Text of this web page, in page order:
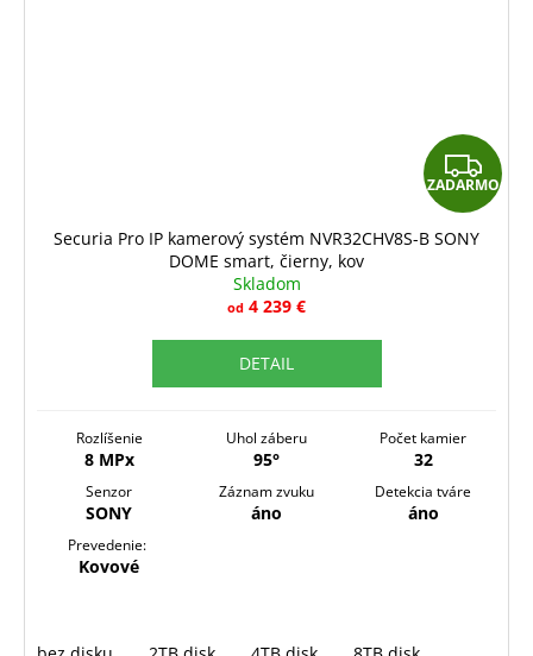
Z
A
ZADARMO
Securia Pro IP kamerový systém NVR32CHV8S-B SONY
DOME smart, čierny, kov
Skladom
od 4 239 €
DETAIL
Rozlíšenie
8 MPx
Uhol záberu
95°
Počet kamier
32
Senzor
SONY
Záznam zvuku
áno
Detekcia tváre
áno
Prevedenie:
Kovové